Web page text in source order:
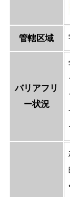
管轄区域
バリアフリ
ー状況